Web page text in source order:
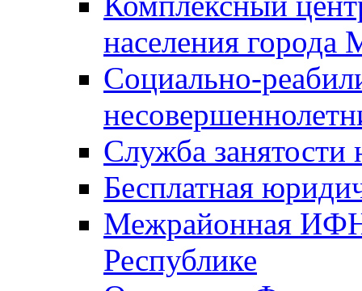
населения города
Социально-
Служба занятости
Бесплатная
Межрайонная
Республике